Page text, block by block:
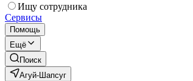
Ищу сотрудника
Сервисы
Помощь
Ещё
Поиск
Агуй-Шапсуг